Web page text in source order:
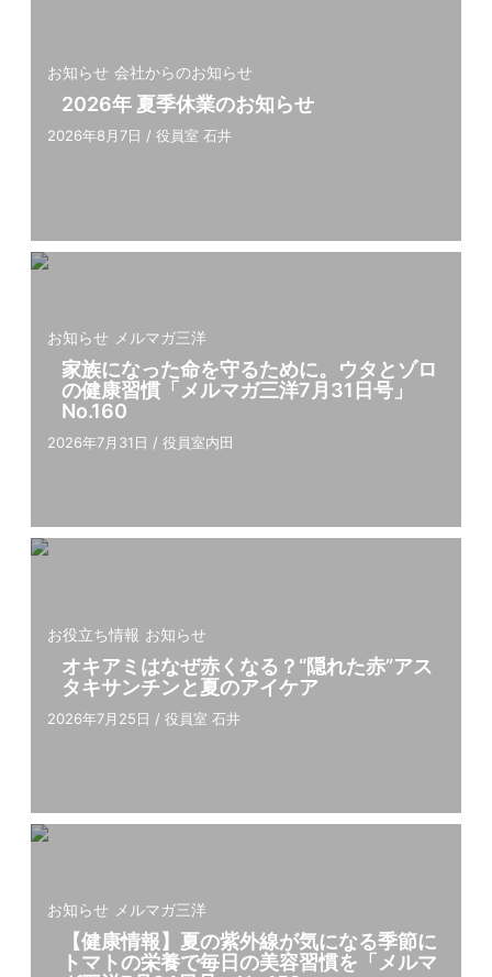
お知らせ 会社からのお知らせ
2026年 夏季休業のお知らせ
2026年8月7日 / 役員室 石井
お知らせ メルマガ三洋
家族になった命を守るために。ウタとゾロ
の健康習慣「メルマガ三洋7⽉31⽇号」
No.160
2026年7月31日 / 役員室内田
お役立ち情報 お知らせ
オキアミはなぜ赤くなる？“隠れた赤”アス
タキサンチンと夏のアイケア
2026年7月25日 / 役員室 石井
お知らせ メルマガ三洋
【健康情報】夏の紫外線が気になる季節に
トマトの栄養で毎⽇の美容習慣を「メルマ